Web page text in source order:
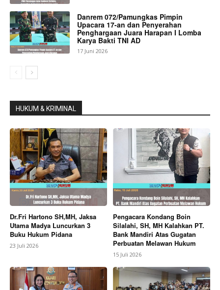
Danrem 072/Pamungkas Pimpin
Upacara 17-an dan Penyerahan
Penghargaan Juara Harapan I Lomba
Karya Bakti TNI AD
17 Juni 2026
HUKUM & KRIMINAL
Dr.Fri Hartono SH,MH, Jaksa
Utama Madya Luncurkan 3
Buku Hukum Pidana
23 Juli 2026
Pengacara Kondang Boin
Silalahi, SH, MH Kalahkan PT.
Bank Mandiri Atas Gugatan
Perbuatan Melawan Hukum
15 Juli 2026